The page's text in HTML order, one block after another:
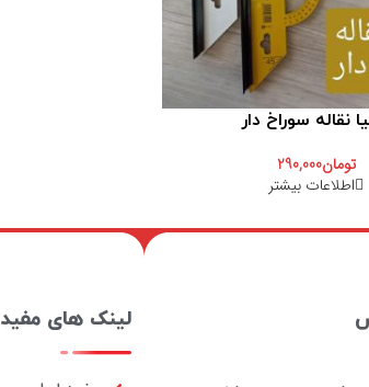
نقاله سوراخ دار
تومان290,000
اطلاعات بیشتر
لینک های مفید